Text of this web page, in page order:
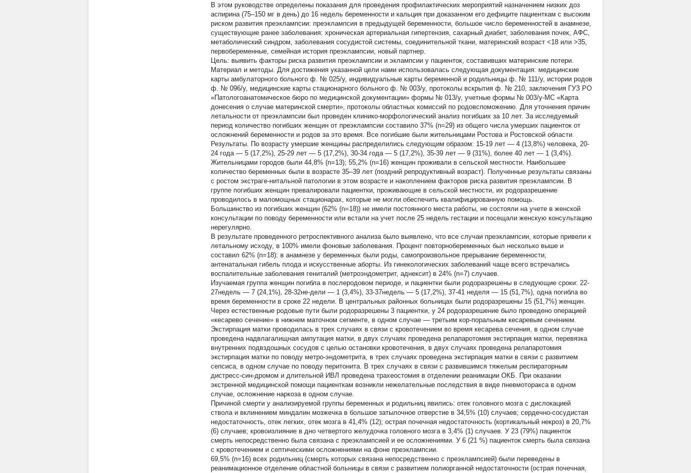
В этом руководстве определены показания для проведения профилактических мероприятий назначением низких доз
аспирина (75–150 мг в день) до 16 недель беременности и кальция при доказанном его дефиците пациенткам с высоким
риском развития преэклампсии: преэклампсия в предыдущей беременности, большое число беременностей в анамнезе,
существующие ранее заболевания: хроническая артериальная гипертензия, сахарный диабет, заболевания почек, АФС,
метаболический синдром, заболевания сосудистой системы, соединительной ткани, материнский возраст <18 или >35,
первобеременные, семейная история преэклампсии, новый партнер.
Цель: выявить факторы риска развития преэклампсии и эклампсии у пациенток, составивших материнские потери.
Материал и методы. Для достижения указанной цели нами использовалась следующая документация: медицинские
карты амбулаторного больного ф. № 025/у, индивидуальные карты беременной и родильницы ф. № 111/у, истории родов
ф. № 096/у, медицинские карты стационарного больного ф. № 003/у, протоколы вскрытия ф. № 210, заключения ГУЗ РО
«Патологоанатомическое бюро по медицинской документации» формы № 013/у, учетные формы № 003/у-МС «Карта
донесения о случае материнской смерти», протоколы областных комиссий по родовспоможению. Для уточнения причин
летальности от преэклампсии был проведен клинико-морфологический анализ погибших за 10 лет. За исследуемый
период количество погибших женщин от преэклампсии составило 37% (n=29) из общего числа умерших пациенток от
осложнений беременности и родов за это время. Все погибшие были жительницами Ростова и Ростовской области.
Результаты. По возрасту умершие женщины распределились следующим образом: 15-19 лет — 4 (13,8%) человека, 20-
24 года — 5 (17,2%), 25-29 лет — 5 (17,2%), 30-34 года — 5 (17,2%), 35-39 лет — 9 (31%), более 40 лет — 1 (3,4%).
Жительницами городов были 44,8% (n=13); 55,2% (n=16) женщин проживали в сельской местности. Наибольшее
количество беременных были в возрасте 35–39 лет (поздний репродуктивный возраст). Полученные результаты связаны
с ростом экстраге-нитальной патологии в этом возрасте и накоплением факторов риска развития преэклампсии. В
группе погибших женщин превалировали пациентки, проживающие в сельской местности, их родоразрешение
проводилось в маломощных стационарах, которые не могли обеспечить квалифицированную помощь.
Большинство из погибших женщин (62% (n=18)) не имели постоянного места работы, не состояли на учете в женской
консультации по поводу беременности или встали на учет после 25 недель гестации и посещали женскую консультацию
нерегулярно.
В результате проведенного ретроспективного анализа было выявлено, что все случаи преэклампсии, которые привели к
летальному исходу, в 100% имели фоновые заболевания. Процент повторнобеременных был несколько выше и
составил 62% (n=18): в анамнезе у беременных были роды, самопроизвольное прерывание беременности,
антенатальная гибель плода и искусственные аборты. Из гинекологических заболеваний чаще всего встречались
воспалительные заболевания гениталий (метроэндометрит, аднексит) в 24% (n=7) случаев.
Изучаемая группа женщин погибла в послеродовом периоде, и пациентки были родоразрешены в следующие сроки: 22-
27недель — 7 (24,1%), 28-32не-дели — 1 (3,4%), 33-37недель — 5 (17,2%), 37-41 неделя — 15 (51,7%), одна погибла во
время беременности в сроке 22 недели. В центральных районных больницах были родоразрешены 15 (51,7%) женщин.
Через естественные родовые пути были родоразрешены 3 пациентки, у 24 родоразрешение было проведено операцией
«кесарево сечение» в нижнем маточном сегменте, в одном случае — третьим кор-поральным кесаревым сечением.
Экстирпация матки проводилась в трех случаях в связи с кровотечением во время кесарева сечения, в одном случае
проведена надвлагалищная ампутация матки, в двух случаях проведена релапаротомия экстирпация матки, перевязка
внутренних подвздошных сосудов с целью остановки кровотечения, в двух случаях проведена релапаротомия
экстирпация матки по поводу метро-эндометрита, в трех случаях проведена экстирпация матки в связи с развитием
сепсиса, в одном случае по поводу перитонита. В трех случаях в связи с развившимся тяжелым респираторным
дистресс-син-дромом и длительной ИВЛ проведена трахеостомия в отделении реанимации ОКБ. При оказании
экстренной медицинской помощи пациенткам возникли нежелательные последствия в виде пневмоторакса в одном
случае, осложнение наркоза в одном случае.
Причиной смерти у анализируемой группы беременных и родильниц явились: отек головного мозга с дислокацией
ствола и вклинением миндалин мозжечка в большое затылочное отверстие в 34,5% (10) случаев; сердечно-сосудистая
недостаточность, отек легких, отек мозга в 41,4% (12); острая почечная недостаточность (кортикальный некроз) в 20,7%
(6) случаев; кровоизлияние в дно четвертого желудочка головного мозга в 3,4% (1) случаев. У 23 (79%) пациенток
смерть непосредственно была связана с преэклампсией и ее осложнениями. У 6 (21 %) пациенток смерть была связана
с кровотечением и септическими осложнениями на фоне преэклампсии.
69,5% (n=16) всех родильниц (смерть которых связана непосредственно с преэклампсией) были переведены в
реанимационное отделение областной больницы в связи с развитием полиорганной недостаточности (острая почечная,